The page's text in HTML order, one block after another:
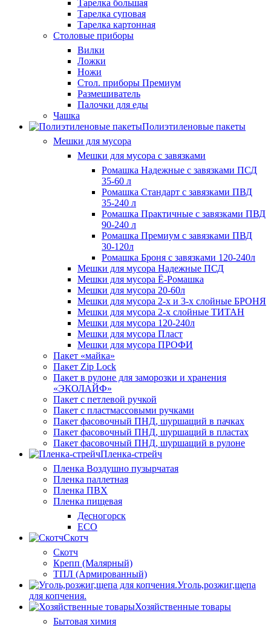
Тарелка большая
Тарелка суповая
Тарелка картонная
Столовые приборы
Вилки
Ложки
Ножи
Стол. приборы Премиум
Размешиватель
Палочки для еды
Чашка
Полиэтиленовые пакеты
Мешки для мусора
Мешки для мусора с завязками
Ромашка Надежные с завязками ПСД
35-60 л
Ромашка Стандарт с завязками ПВД
35-240 л
Ромашка Практичные с завязками ПВД
90-240 л
Ромашка Премиум с завязками ПВД
30-120л
Ромашка Броня с завязками 120-240л
Мешки для мусора Надежные ПСД
Мешки для мусора Ё-Ромашка
Мешки для мусора 20-60л
Мешки для мусора 2-х и 3-х слойные БРОНЯ
Мешки для мусора 2-х слойные ТИТАН
Мешки для мусора 120-240л
Мешки для мусора Пласт
Мешки для мусора ПРОФИ
Пакет «майка»
Пакет Zip Lock
Пакет в рулоне для заморозки и хранения
«ЭКОЛАЙФ»
Пакет с петлевой ручкой
Пакет с пластмассовыми ручками
Пакет фасовочный ПНД, шуршащий в пачках
Пакет фасовочный ПНД, шуршащий в пластах
Пакет фасовочный ПНД, шуршащий в рулоне
Пленка-стрейч
Пленка Воздушно пузырчатая
Пленка паллетная
Пленка ПВХ
Пленка пищевая
Десногорск
ECO
Скотч
Скотч
Крепп (Малярный)
ТПЛ (Армированный)
Уголь,розжиг,щепа
для копчения.
Хозяйственные товары
Бытовая химия